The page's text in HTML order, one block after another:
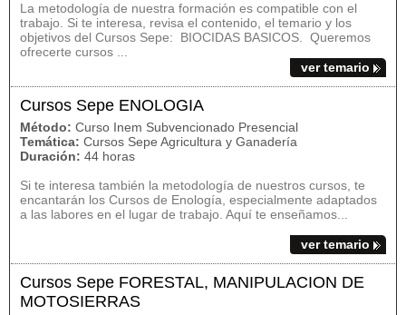
La metodología de nuestra formación es compatible con el
trabajo. Si te interesa, revisa el contenido, el temario y los
objetivos del Cursos Sepe: BIOCIDAS BASICOS. Queremos
ofrecerte cursos ...
ver temario
Cursos Sepe ENOLOGIA
Método: Curso Inem Subvencionado Presencial
Temática: Cursos Sepe Agricultura y Ganadería
Duración: 44 horas
Si te interesa también la metodología de nuestros cursos, te
encantarán los Cursos de Enología, especialmente adaptados
a las labores en el lugar de trabajo. Aquí te enseñamos...
ver temario
Cursos Sepe FORESTAL, MANIPULACION DE
MOTOSIERRAS